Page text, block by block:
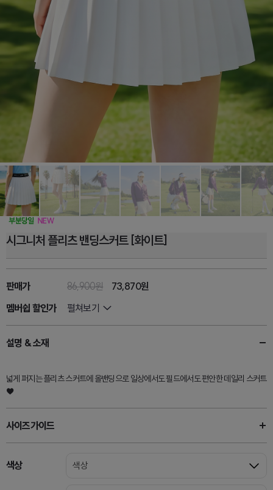
시그니처 플리츠 밴딩스커트 [화이트]
판매가 86,900원 73,870원
멤버쉽 할인가
펼쳐보기
설명 & 소재
넓게 퍼지는 플리츠 스커트에 올밴딩으로 일상에서도 필드에서도 편안한 데일리 스커트
♥
사이즈가이드
색상 색상